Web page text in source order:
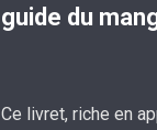
guide du
Ce livret, riche en